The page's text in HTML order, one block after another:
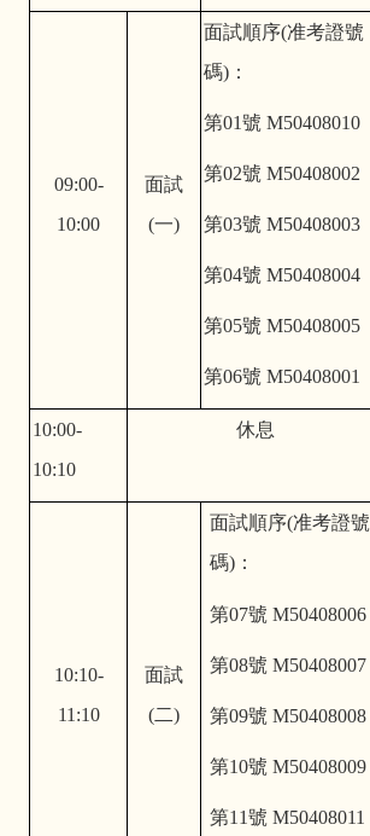
09:00-
10:00
面試
(一)
面試順序(准考證號
碼)：
第01號 M50408010
第02號 M50408002
第03號 M50408003
第04號 M50408004
第05號 M50408005
第06號 M50408001
10:00-
10:10
休息
10:10-
11:10
面試
(二)
面試順序(准考證號
碼)：
第07號 M50408006
第08號 M50408007
第09號 M50408008
第10號 M50408009
第11號 M50408011